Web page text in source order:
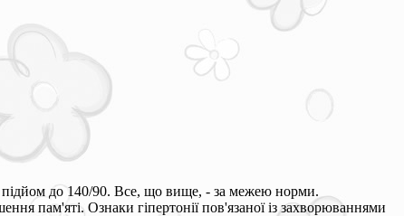
підйом до 140/90. Все, що вище, - за межею норми.
пам'яті. Ознаки гіпертонії пов'язаної із захворюваннями